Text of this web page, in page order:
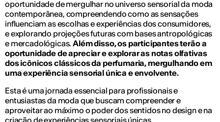
oportunidade de mergulhar no universo sensorial da moda
contemporânea, compreendendo como as sensações
influenciam as escolhas e experiências dos consumidores,
e explorando projeções futuras com bases antropológicas
e mercadológicas.Além disso, os participantes terão a
oportunidade de apreciar e explorar as notas olfativas
dos icônicos clássicos da perfumaria, mergulhando em
uma experiência sensorial única e envolvente.
Esta é uma jornada essencial para profissionais e
entusiastas da moda que buscam compreender e
aproveitar ao máximo o poder dos sentidos no design e na
criação de experiências sensoriais únicas.